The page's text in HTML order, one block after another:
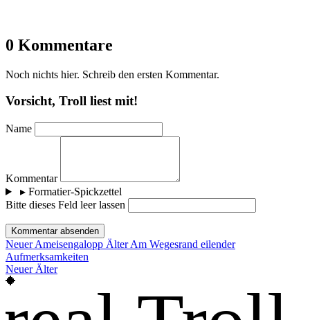
0 Kommentare
Noch nichts hier. Schreib den ersten Kommentar.
Vorsicht, Troll liest mit!
Name
Kommentar
▸Formatier-Spickzettel
Bitte dieses Feld leer lassen
Kommentar absenden
Neuer Ameisengalopp Älter Am Wegesrand eilender
Aufmerksamkeiten
Neuer Älter